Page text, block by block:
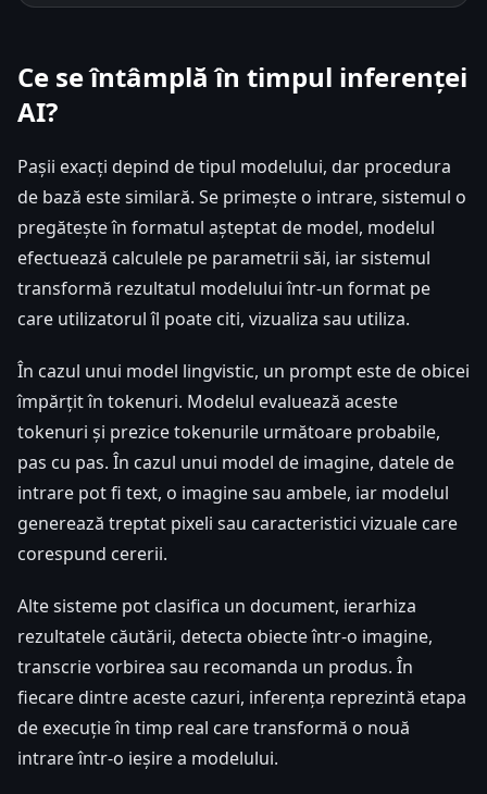
Ce se întâmplă în timpul inferenței
AI?
Pașii exacți depind de tipul modelului, dar procedura
de bază este similară. Se primește o intrare, sistemul o
pregătește în formatul așteptat de model, modelul
efectuează calculele pe parametrii săi, iar sistemul
transformă rezultatul modelului într-un format pe
care utilizatorul îl poate citi, vizualiza sau utiliza.
În cazul unui model lingvistic, un prompt este de obicei
împărțit în tokenuri. Modelul evaluează aceste
tokenuri și prezice tokenurile următoare probabile,
pas cu pas. În cazul unui model de imagine, datele de
intrare pot fi text, o imagine sau ambele, iar modelul
generează treptat pixeli sau caracteristici vizuale care
corespund cererii.
Alte sisteme pot clasifica un document, ierarhiza
rezultatele căutării, detecta obiecte într-o imagine,
transcrie vorbirea sau recomanda un produs. În
fiecare dintre aceste cazuri, inferența reprezintă etapa
de execuție în timp real care transformă o nouă
intrare într-o ieșire a modelului.